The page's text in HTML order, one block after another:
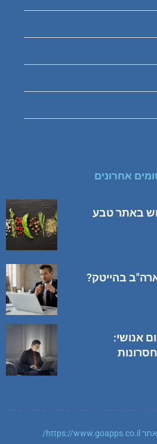
אחרונים
באתר טבע
בהייטק?
אנושי: